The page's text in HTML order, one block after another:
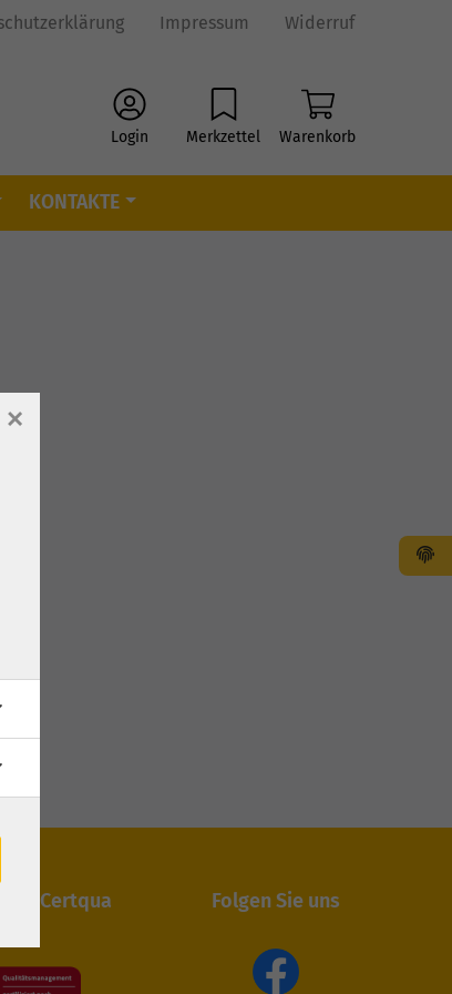
Impressum Widerruf
Login Merkzettel Warenkorb
KONTAKTE
Certqua Folgen Sie uns
×